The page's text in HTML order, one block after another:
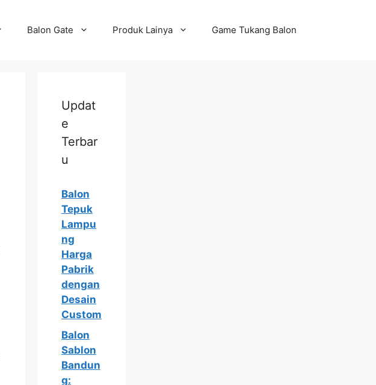
Balon Gate Produk Lainya Game Tukang Balon
Updat
e
Terbar
u
Balon
Tepuk
Lampu
ng
Harga
Pabrik
dengan
Desain
Custom
Balon
Sablon
Bandun
g: